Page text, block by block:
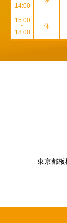
14:00
15:00
~
18:00
休
東京都